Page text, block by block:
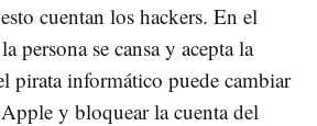
cuentan los hackers. En el
persona se cansa y acepta la
pirata informático puede cambiar
y bloquear la cuenta del